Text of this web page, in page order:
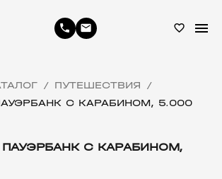
phone email favorite_border menu
/ ПУТЕШЕСТВИЯ /
С КАРАБИНОМ, 5.000
С КАРАБИНОМ,